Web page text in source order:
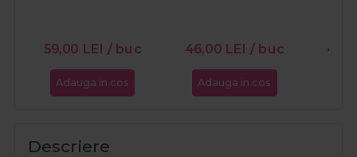
59,00 LEI / buc
Adauga in cos
46,00 LEI / buc
Adauga in cos
Descriere